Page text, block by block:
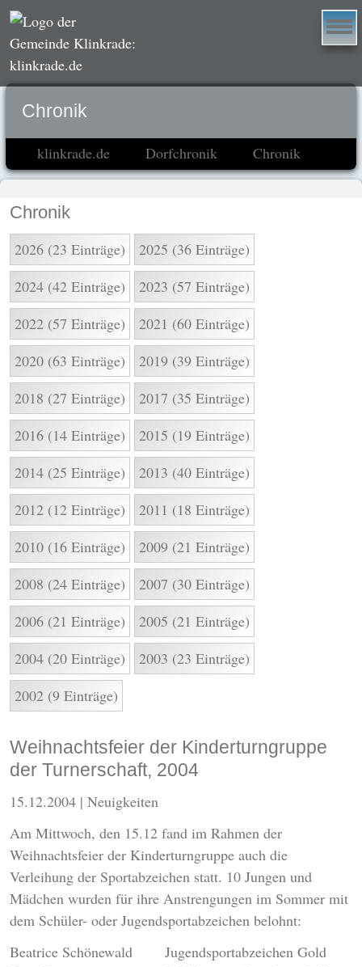
Chronik
klinkrade.de Dorfchronik Chronik
Chronik
2026 (23 Einträge)
2025 (36 Einträge)
2024 (42 Einträge)
2023 (57 Einträge)
2022 (57 Einträge)
2021 (60 Einträge)
2020 (63 Einträge)
2019 (39 Einträge)
2018 (27 Einträge)
2017 (35 Einträge)
2016 (14 Einträge)
2015 (19 Einträge)
2014 (25 Einträge)
2013 (40 Einträge)
2012 (12 Einträge)
2011 (18 Einträge)
2010 (16 Einträge)
2009 (21 Einträge)
2008 (24 Einträge)
2007 (30 Einträge)
2006 (21 Einträge)
2005 (21 Einträge)
2004 (20 Einträge)
2003 (23 Einträge)
2002 (9 Einträge)
Weihnachtsfeier der Kinderturngruppe
der Turnerschaft, 2004
15.12.2004 | Neuigkeiten
Am Mittwoch, den 15.12 fand im Rahmen der
Weihnachtsfeier der Kinderturngruppe auch die
Verleihung der Sportabzeichen statt. 10 Jungen und
Mädchen wurden für ihre Anstrengungen im Sommer mit
dem Schüler- oder Jugendsportabzeichen belohnt:
Beatrice Schönewald
Jugendsportabzeichen Gold